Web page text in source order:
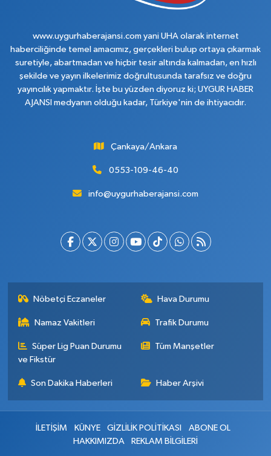
www.uygurhaberajansi.com yani UHA olarak internet
haberciliğinde temel amacımız, gerçekleri bulup ortaya çıkarmak
suretiyle, abartmadan ve hiçbir tesir altında kalmadan, en hızlı
şekilde ve yayın ilkelerimiz doğrultusunda tarafsız ve doğru
yayıncılık yapmaktır. İşte bu yüzden diyoruz ki; UYGUR HABER
AJANSI medyanın olduğu kadar, Türkiye'nin de ihtiyacıdır.
Çankaya/Ankara
0553-109-46-40
info@uygurhaberajansi.com
Nöbetçi Eczaneler Hava Durumu
Namaz Vakitleri Trafik Durumu
Süper Lig Puan Durumu
ve Fikstür
Tüm Manşetler
Son Dakika Haberleri Haber Arşivi
İLETİŞİM KÜNYE GİZLİLİK POLİTİKASI
ABONE OL
HAKKIMIZDA
REKLAM BİLGİLERİ